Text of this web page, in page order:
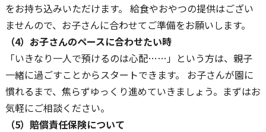
をお持ち込みいただけます。 給食やおやつの提供はござい
ませんので、お子さんに合わせてご準備をお願いします。
（4）お子さんのペースに合わせたい時
「いきなり一人で預けるのは心配……」という方は、親子
一緒に過ごすことからスタートできます。 お子さんが園に
慣れるまで、焦らずゆっくり進めていきましょう。まずはお
気軽にご相談ください。
（5）賠償責任保険について